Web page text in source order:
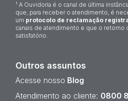
¹ A Ouvidoria é o canal de última
que, para receber o atendimento, é
um protocolo de reclamação
canais de atendimento e que o retorno
satisfatório.
Outros assuntos
Acesse nosso Blog
Atendimento ao cliente: 0800